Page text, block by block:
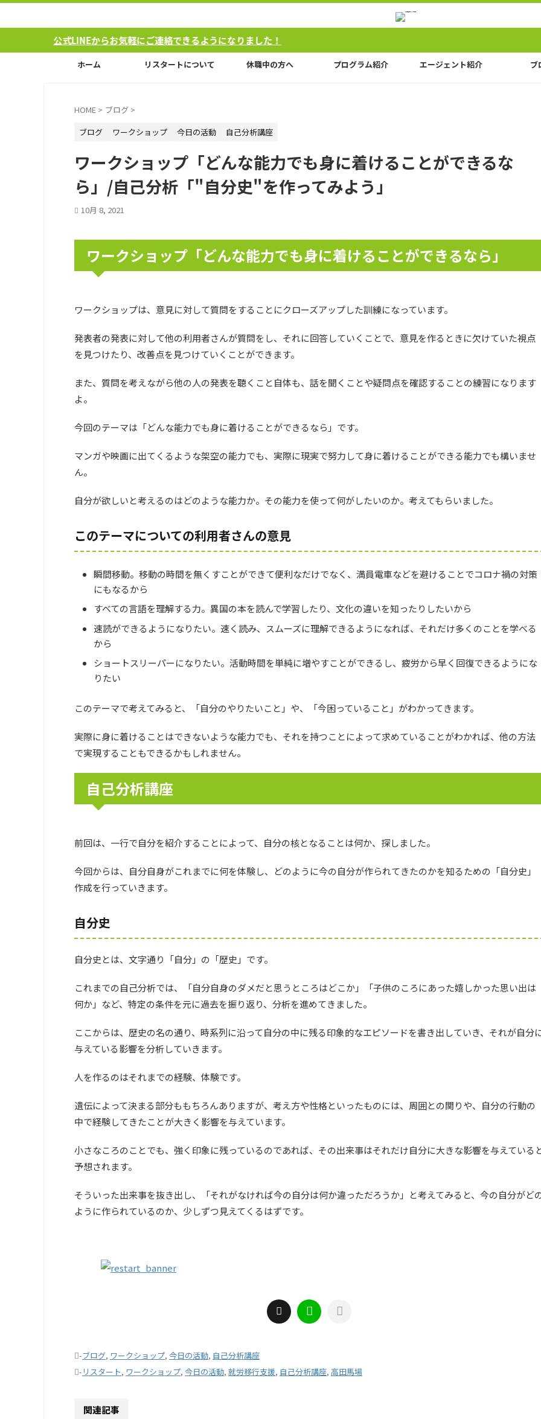
LINEからお気軽にご連絡できるようになりました！
ホーム リスタートについて 休職中の方へ プログラム紹介 エージェント紹介 ブ
HOME > ブログ >
ブログ
ワークショップ 今日の活動 自己分析講座
ワークショップ「どんな能力でも身に着けることができるな
ら」/自己分析「"自分史"を作ってみよう」
10月 8, 2021
ワークショップ「どんな能力でも身に着けることができるなら」
ワークショップは、意見に対して質問をすることにクローズアップした訓練になっています。
発表者の発表に対して他の利用者さんが質問をし、それに回答していくことで、意見を作るときに欠けていた視点
を見つけたり、改善点を見つけていくことができます。
また、質問を考えながら他の人の発表を聴くこと自体も、話を聞くことや疑問点を確認することの練習になります
よ。
今回のテーマは「どんな能力でも身に着けることができるなら」です。
マンガや映画に出てくるような架空の能力でも、実際に現実で努力して身に着けることができる能力でも構いませ
ん。
自分が欲しいと考えるのはどのような能力か。その能力を使って何がしたいのか。考えてもらいました。
このテーマについての利用者さんの意見
瞬間移動。移動の時間を無くすことができて便利なだけでなく、満員電車などを避けることでコロナ禍の対策
にもなるから
すべての言語を理解する力。異国の本を読んで学習したり、文化の違いを知ったりしたいから
速読ができるようになりたい。速く読み、スムーズに理解できるようになれば、それだけ多くのことを学べる
から
ショートスリーパーになりたい。活動時間を単純に増やすことができるし、疲労から早く回復できるようにな
りたい
このテーマで考えてみると、「自分のやりたいこと」や、「今困っていること」がわかってきます。
実際に身に着けることはできないような能力でも、それを持つことによって求めていることがわかれば、他の方法
で実現することもできるかもしれません。
自己分析講座
前回は、一行で自分を紹介することによって、自分の核となることは何か、探しました。
今回からは、自分自身がこれまでに何を体験し、どのように今の自分が作られてきたのかを知るための「自分史」
作成を行っていきます。
自分史
自分史とは、文字通り「自分」の「歴史」です。
これまでの自己分析では、「自分自身のダメだと思うところはどこか」「子供のころにあった嬉しかった思い出は
何か」など、特定の条件を元に過去を振り返り、分析を進めてきました。
ここからは、歴史の名の通り、時系列に沿って自分の中に残る印象的なエピソードを書き出していき、それが自分
与えている影響を分析していきます。
人を作るのはそれまでの経験、体験です。
遺伝によって決まる部分ももちろんありますが、考え方や性格といったものには、周囲との関りや、自分の行動の
中で経験してきたことが大きく影響を与えています。
小さなころのことでも、強く印象に残っているのであれば、その出来事はそれだけ自分に大きな影響を与えている
予想されます。
そういった出来事を抜き出し、「それがなければ今の自分は何か違っただろうか」と考えてみると、今の自分がど
ように作られているのか、少しずつ見えてくるはずです。
-ブログ, ワークショップ, 今日の活動, 自己分析講座
- リスタート, ワークショップ, 今日の活動, 就労移行支援, 自己分析講座, 高田馬場
関連記事